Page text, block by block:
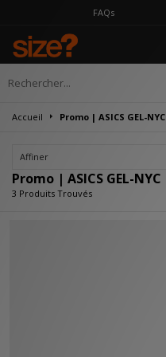
Accueil Promo | ASICS GEL-NYC
Affiner
Promo | ASICS GEL-NYC
3 Produits Trouvés